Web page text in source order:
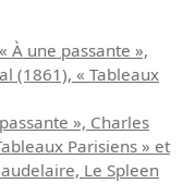
À une passante »,
(1861), « Tableaux
», Charles
Parisiens » et
Le Spleen